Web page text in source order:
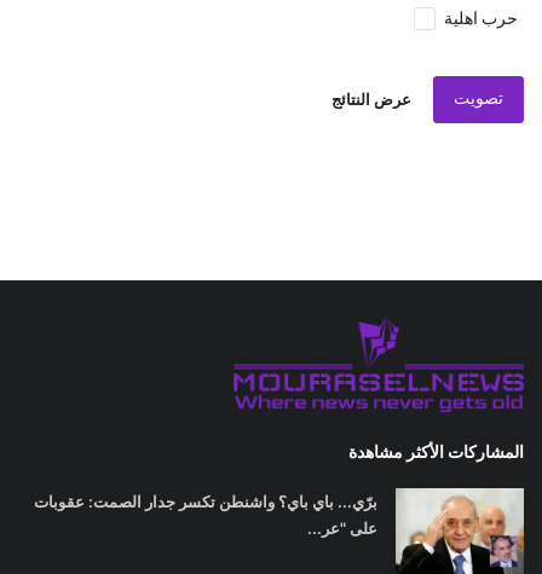
حرب اهلية
تصويت عرض النتائج
المشاركات الأكثر مشاهدة
برّي... باي باي؟ واشنطن تكسر جدار الصمت: عقوبات
على "عر...